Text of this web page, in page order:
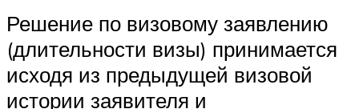
Решение по визовому заявлению
(длительности визы) принимается
исходя из предыдущей визовой
истории заявителя и